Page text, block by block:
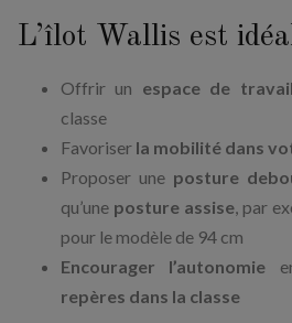
L’îlot Wallis est
Offrir un espace de
classe
Favoriser la mobilité dans
Proposer une posture
qu’une posture assise, par
pour le modèle de 94 cm
Encourager l’autonomie
repères dans la classe